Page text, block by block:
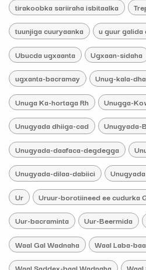
tirakoobka sariiraha isbitaalka
tuunjiga cuuryaanka u guur galida
Ubucda ugxaanta Ugxaan-sidaha
ugxanta-bacramay Unug-kala-
Unuga Ka-hortaga Rh Unugga-
Unugyada dhiiga-cad Unugyada-B
Unugyada-daafaca-degdegga
Unugyada-dilaa-dabiici
Ur Uruur-borotiineed ee cudurka
Uur-bacraminta Uur-Beermida
Waal Gal Wadnaha Waal Laba-